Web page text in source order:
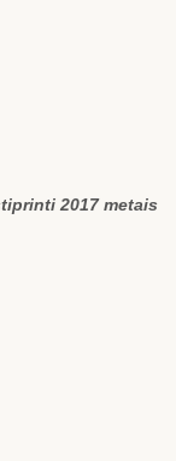
2017 metais